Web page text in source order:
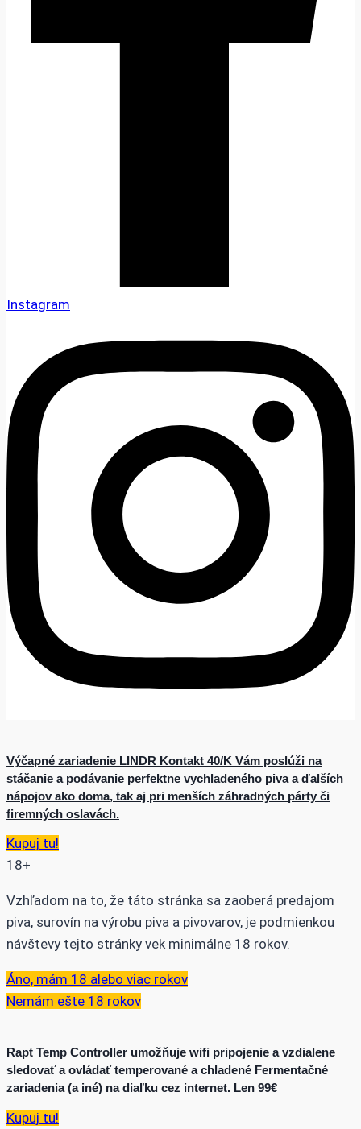
Instagram
Výčapné zariadenie LINDR Kontakt 40/K Vám poslúži na
stáčanie a podávanie perfektne vychladeného piva a ďalších
nápojov ako doma, tak aj pri menších záhradných párty či
firemných oslavách.
Kupuj tu!
18+
Vzhľadom na to, že táto stránka sa zaoberá predajom
piva, surovín na výrobu piva a pivovarov, je podmienkou
návštevy tejto stránky vek minimálne 18 rokov.
Áno, mám 18 alebo viac rokov
Nemám ešte 18 rokov
Rapt Temp Controller umožňuje wifi pripojenie a vzdialene
sledovať a ovládať temperované a chladené Fermentačné
zariadenia (a iné) na diaľku cez internet. Len 99€
Kupuj tu!